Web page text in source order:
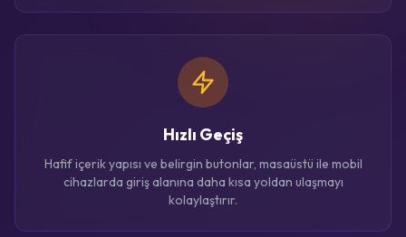
Hızlı Geçiş
Hafif içerik yapısı ve belirgin butonlar, masaüstü ile mobil
cihazlarda giriş alanına daha kısa yoldan ulaşmayı
kolaylaştırır.